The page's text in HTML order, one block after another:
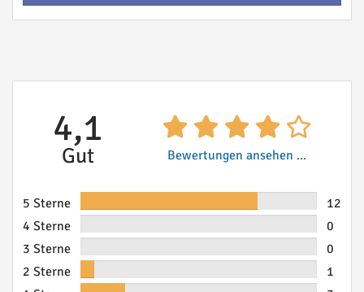
4,1
Gut Bewertungen ansehen ...
5 Sterne
12
4 Sterne
0
3 Sterne
0
2 Sterne
1